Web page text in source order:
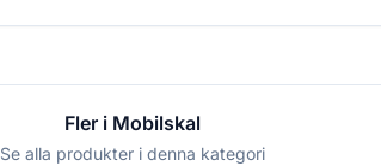
Fler i Mobilskal
Se alla produkter i denna kategori